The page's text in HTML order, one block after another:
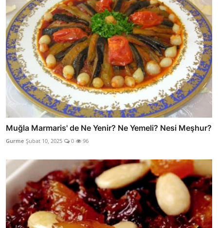
Muğla Marmaris' de Ne Yenir? Ne Yemeli? Nesi Meşhur?
Gurme Şubat 10, 2025 0 96